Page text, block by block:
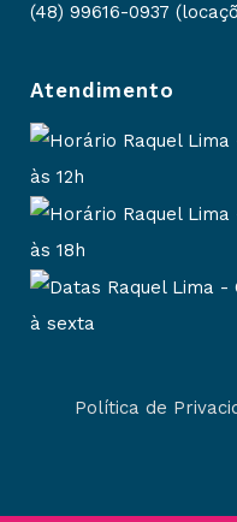
(48) 99616-0937
Atendimento
às 12h
às 18h
à sexta
Política de